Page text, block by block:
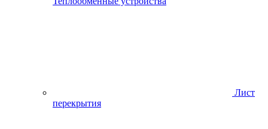
Лист
перекрытия